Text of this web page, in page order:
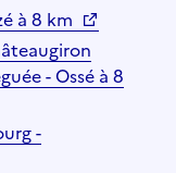
à 8 km
- Ossé à 8
-